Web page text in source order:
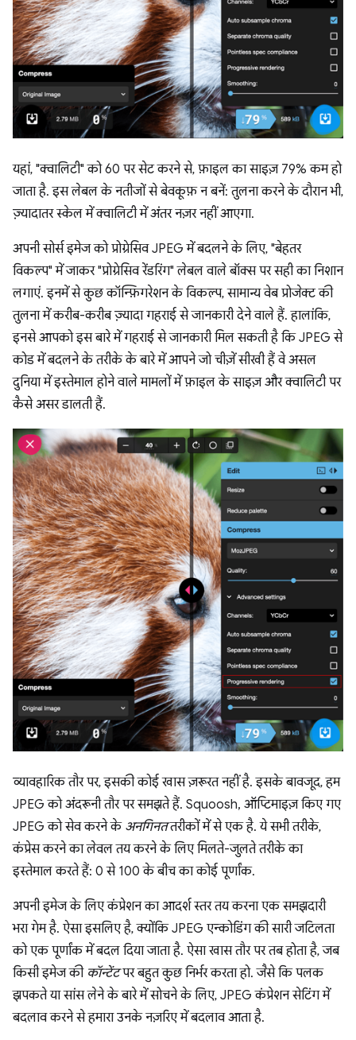
यहां, "क्वालिटी" को 60 पर सेट करने से, फ़ाइल का साइज़ 79% कम हो
जाता है. इस लेबल के नतीजों से बेवकूफ़ न बनें: तुलना करने के दौरान भी,
ज़्यादातर स्केल में क्वालिटी में अंतर नज़र नहीं आएगा.
अपनी सोर्स इमेज को प्रोग्रेसिव JPEG में बदलने के लिए, "बेहतर
विकल्प" में जाकर "प्रोग्रेसिव रेंडरिंग" लेबल वाले बॉक्स पर सही का निशान
लगाएं. इनमें से कुछ कॉन्फ़िगरेशन के विकल्प, सामान्य वेब प्रोजेक्ट की
तुलना में करीब-करीब ज़्यादा गहराई से जानकारी देने वाले हैं. हालांकि,
इनसे आपको इस बारे में गहराई से जानकारी मिल सकती है कि JPEG से
कोड में बदलने के तरीके के बारे में आपने जो चीज़ें सीखी हैं वे असल
दुनिया में इस्तेमाल होने वाले मामलों में फ़ाइल के साइज़ और क्वालिटी पर
कैसे असर डालती हैं.
व्यावहारिक तौर पर, इसकी कोई खास ज़रूरत नहीं है. इसके बावजूद, हम
JPEG को अंदरूनी तौर पर समझते हैं. Squoosh, ऑप्टिमाइज़ किए गए
JPEG को सेव करने के अनगिनततरीकों में से एक है. ये सभी तरीके,
कंप्रेस करने का लेवल तय करने के लिए मिलते-जुलते तरीके का
इस्तेमाल करते हैं: 0 से 100 के बीच का कोई पूर्णांक.
अपनी इमेज के लिए कंप्रेशन का आदर्श स्तर तय करना एक समझदारी
भरा गेम है. ऐसा इसलिए है, क्योंकि JPEG एन्कोडिंग की सारी जटिलता
को एक पूर्णांक में बदल दिया जाता है. ऐसा खास तौर पर तब होता है, जब
किसी इमेज की कॉन्टेंटपर बहुत कुछ निर्भर करता हो. जैसे कि पलक
झपकते या सांस लेने के बारे में सोचने के लिए, JPEG कंप्रेशन सेटिंग में
बदलाव करने से हमारा उनके नज़रिए में बदलाव आता है.